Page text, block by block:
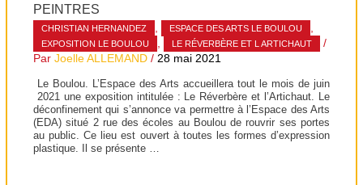
PEINTRES
CHRISTIAN HERNANDEZ , ESPACE DES ARTS LE BOULOU ,
EXPOSITION LE BOULOU , LE RÉVERBÈRE ET L ARTICHAUT
/
ParJoelle ALLEMAND /28 mai 2021
Le Boulou. L’Espace des Arts accueillera tout le mois de juin
2021 une exposition intitulée : Le Réverbère et l’Artichaut. Le
déconfinement qui s’annonce va permettre à l’Espace des Arts
(EDA) situé 2 rue des écoles au Boulou de rouvrir ses portes
au public. Ce lieu est ouvert à toutes les formes d’expression
plastique. Il se présente …